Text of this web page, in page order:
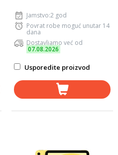
Jamstvo:2 god
Povrat robe moguć unutar 14
dana
Dostavljamo već od
07.08.2026
Usporedite proizvod